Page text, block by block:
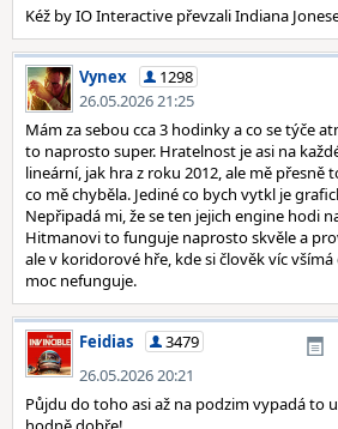
Kéž by IO Interactive převzali Indiana
Vynex
1298
26.05.2026 21:25
Mám za sebou cca 3 hodinky a co se týče
to naprosto super. Hratelnost je asi na
lineární, jak hra z roku 2012, ale mě přesně
co mě chyběla. Jediné co bych vytkl je
Nepřipadá mi, že se ten jejich engine hodi
Hitmanovi to funguje naprosto skvěle a
ale v koridorové hře, kde si člověk víc
moc nefunguje.
Feidias
3479
26.05.2026 20:21
Půjdu do toho asi až na podzim vypadá to